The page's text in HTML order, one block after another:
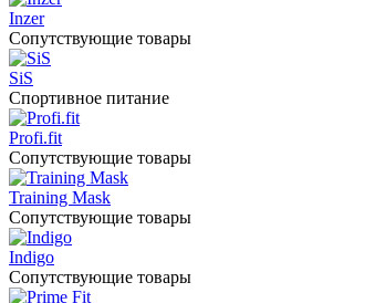
Inzer
Сопутствующие товары
SiS
Спортивное питание
Profi.fit
Сопутствующие товары
Training Mask
Сопутствующие товары
Indigo
Сопутствующие товары